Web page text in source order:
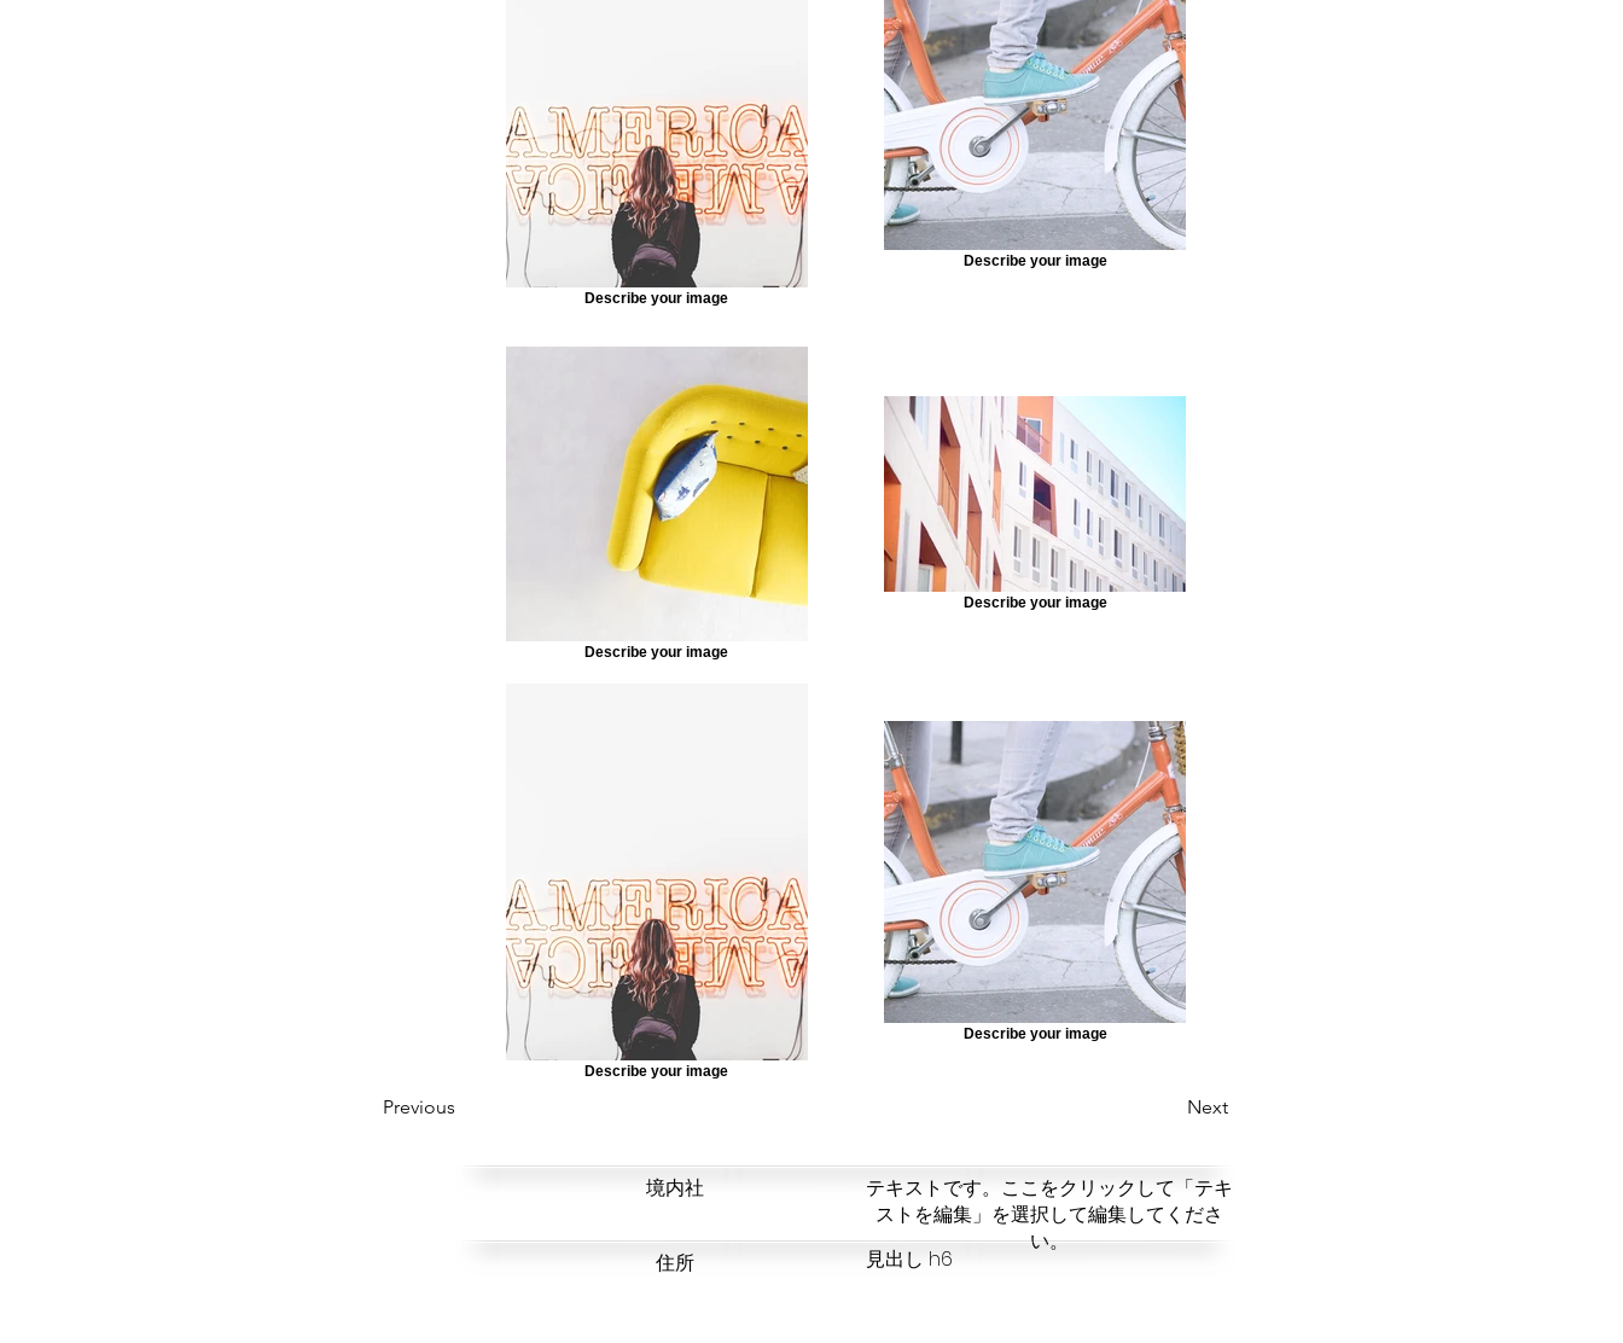
Data. Once connected, you can save time by updating your content straight from
your collection—no need to open the Editor, or mess with your design.
Add any type of content to your collection, such as rich text, images, videos and more,
or upload a CSV file. You can also collect and store information from your site visitors
using input elements like custom forms and fields. Collaborate on your content
across teams by assigning permissions setting custom permissions for every
Be sure to click Sync after making changes in a collection, so visitors can see your
newest content on your live site. Preview your site to check that all your elements are
displaying content from the right collection fields. Ready to publish? Simply click Publish
in the top right of the Editor and your changes will appear live.
Previous
Describe your image
Describe your image
Describe your image
Describe your image
Describe your image
Describe your image
Next
テキストです。ここをクリックして「テキ
ストを編集」を選択して編集してくださ
い。
​境内社
見出し h6
​住所